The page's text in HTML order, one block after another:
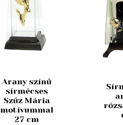
Arany színű
sírmécses
Szűz Mária
motívummal
27 cm